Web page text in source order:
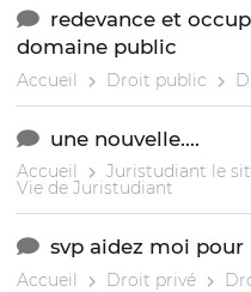
redevance et
domaine public
Accueil Droit public
une nouvelle....
Accueil Juristudiant le
Vie de Juristudiant
svp aidez moi
Accueil Droit privé